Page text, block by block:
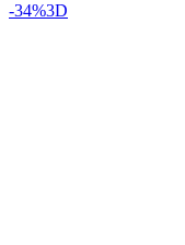
-34%3D